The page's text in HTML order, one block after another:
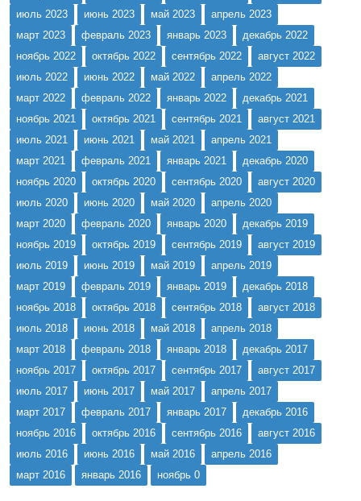
июль 2023
июнь 2023 май 2023
апрель 2023
март 2023
февраль 2023 январь 2023
декабрь 2022
ноябрь 2022
октябрь 2022 сентябрь 2022
август 2022
июль 2022
июнь 2022 май 2022
апрель 2022
март 2022
февраль 2022 январь 2022
декабрь 2021
ноябрь 2021
октябрь 2021 сентябрь 2021
август 2021
июль 2021
июнь 2021 май 2021
апрель 2021
март 2021
февраль 2021 январь 2021
декабрь 2020
ноябрь 2020
октябрь 2020 сентябрь 2020
август 2020
июль 2020
июнь 2020 май 2020
апрель 2020
март 2020
февраль 2020 январь 2020
декабрь 2019
ноябрь 2019
октябрь 2019 сентябрь 2019
август 2019
июль 2019
июнь 2019 май 2019
апрель 2019
март 2019
февраль 2019 январь 2019
декабрь 2018
ноябрь 2018
октябрь 2018 сентябрь 2018
август 2018
июль 2018
июнь 2018 май 2018
апрель 2018
март 2018
февраль 2018 январь 2018
декабрь 2017
ноябрь 2017
октябрь 2017 сентябрь 2017
август 2017
июль 2017
июнь 2017 май 2017
апрель 2017
март 2017
февраль 2017 январь 2017
декабрь 2016
ноябрь 2016
октябрь 2016 сентябрь 2016
август 2016
июль 2016
июнь 2016 май 2016
апрель 2016
март 2016
январь 2016 ноябрь 0